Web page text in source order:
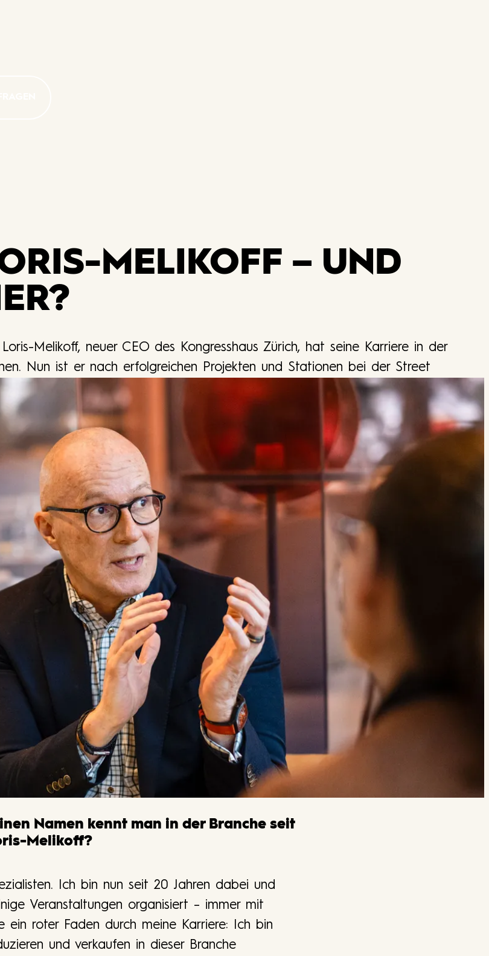
MELIKOFF – UND
Melikoff, neuer CEO des Kongresshaus Zürich, hat seine Karriere in der
Nun ist er nach erfolgreichen Projekten und Stationen bei der Street
Namen kennt man in der Branche seit
Melikoff?
Ich bin nun seit 20 Jahren dabei und
Veranstaltungen organisiert – immer mit
ein roter Faden durch meine Karriere: Ich bin
und verkaufen in dieser Branche